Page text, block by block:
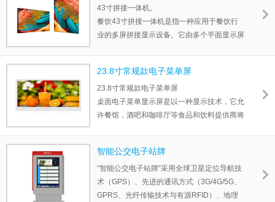
43寸拼接一体机。
餐饮43寸拼接一体机是指一种应用于餐饮行
业的多屏拼接显示设备。它由多个平面显示屏
23.8寸常规款电子菜单屏
23.8寸常规款电子菜单屏
桌面电子菜单显示屏是以一种显示技术，它允
许餐馆，酒吧和咖啡厅等食品和饮料提供商将
顾客查看和选择他们想要的食物和饮料。
智能公交电子站牌
“智能公交电子站牌”采用全球卫星定位导航技
术（GPS）、先进的通讯方式（3G/4G/5G、
GPRS、光纤传输技术与有源RFID）、地理